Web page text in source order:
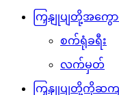
ကြှနျုပျတို့အကွော
စက်ရုံခရီး
လက်မှတ်
ကြှနျုပျတို့ကိုဆက